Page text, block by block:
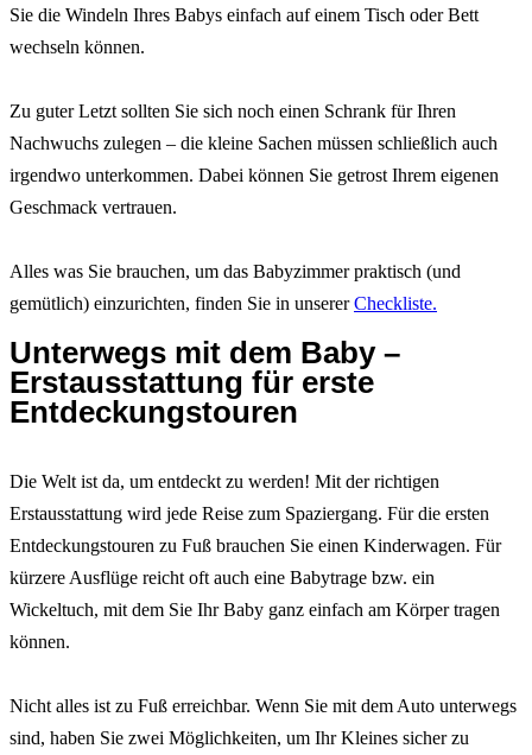
Sie die Windeln Ihres Babys einfach auf einem Tisch oder Bett
wechseln können.
Zu guter Letzt sollten Sie sich noch einen Schrank für Ihren
Nachwuchs zulegen – die kleine Sachen müssen schließlich auch
irgendwo unterkommen. Dabei können Sie getrost Ihrem eigenen
Geschmack vertrauen.
Alles was Sie brauchen, um das Babyzimmer praktisch (und
gemütlich) einzurichten, finden Sie in unsererCheckliste.
Unterwegs mit dem Baby –
Erstausstattung für erste
Entdeckungstouren
Die Welt ist da, um entdeckt zu werden! Mit der richtigen
Erstausstattung wird jede Reise zum Spaziergang. Für die ersten
Entdeckungstouren zu Fuß brauchen Sie einen Kinderwagen. Für
kürzere Ausflüge reicht oft auch eine Babytrage bzw. ein
Wickeltuch, mit dem Sie Ihr Baby ganz einfach am Körper tragen
können.
Nicht alles ist zu Fuß erreichbar. Wenn Sie mit dem Auto unterwegs
sind, haben Sie zwei Möglichkeiten, um Ihr Kleines sicher zu